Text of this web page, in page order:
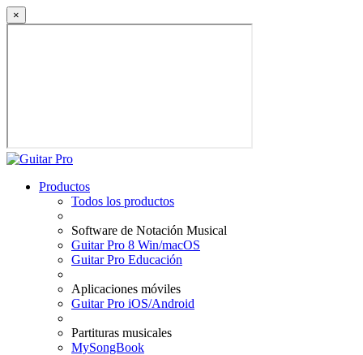
×
Productos
Todos los productos
Software de Notación Musical
Guitar Pro 8 Win/macOS
Guitar Pro Educación
Aplicaciones móviles
Guitar Pro iOS/Android
Partituras musicales
MySongBook